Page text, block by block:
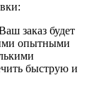
заказ будет
опытными
быструю и